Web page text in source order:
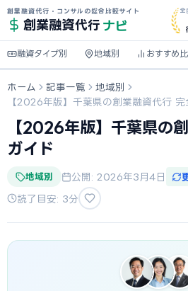
創業融資代行・コンサルの総合比較サイト
創業融資代行 ナビ
全
融資タイプ別 地域別 おすすめ
ホーム 記事一覧
地域別
【2026年版】千葉県の創業融資代行 完
【2026年版】千葉県の
ガイド
地域別 公開: 2026年3月4日
読了目安: 3分